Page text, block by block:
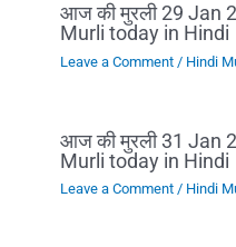
आज की मुरली 29 Jan
Murli today in Hindi
Leave a Comment / Hindi
आज की मुरली 31 Jan
Murli today in Hindi
Leave a Comment / Hindi